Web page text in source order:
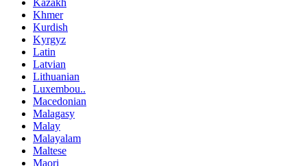
Khmer
Kurdish
Kyrgyz
Latin
Latvian
Lithuanian
Luxembou..
Macedonian
Malagasy
Malay
Malayalam
Maltese
Maori